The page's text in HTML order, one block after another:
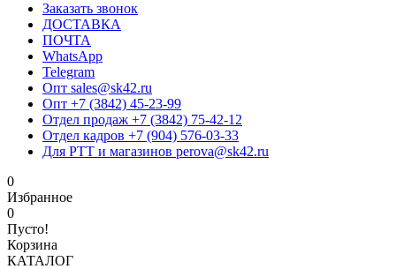
Заказать звонок
ДОСТАВКА
ПОЧТА
WhatsApp
Telegram
Опт sales@sk42.ru
Опт +7 (3842) 45-23-99
Отдел продаж +7 (3842) 75-42-12
Отдел кадров +7 (904) 576-03-33
Для РТТ и магазинов perova@sk42.ru
0
Избранное
0
Пусто!
Корзина
КАТАЛОГ